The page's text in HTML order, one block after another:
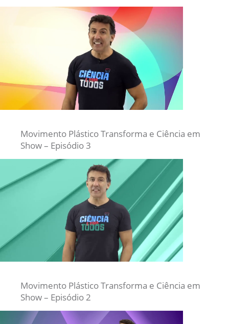
Movimento Plástico Transforma e Ciência em
Show – Episódio 3
Movimento Plástico Transforma e Ciência em
Show – Episódio 2